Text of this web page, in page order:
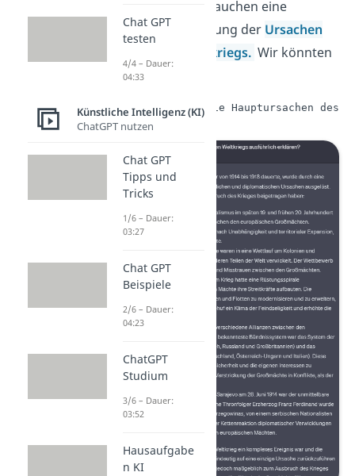
schreiben und brauchen eine
detaillierte Erklärung der Ursachen
Ersten Weltkriegs. Wir könnten
ChatGPT fragen:
Kannst du mir die Hauptursachen des
Chat GPT
testen
4/4 – Dauer:
04:33
Künstliche Intelligenz (KI)
ChatGPT nutzen
Chat GPT
Tipps und
Tricks
1/6 – Dauer:
03:27
Chat GPT
Beispiele
2/6 – Dauer:
04:23
ChatGPT
Studium
3/6 – Dauer:
03:52
Hausaufgabe
n KI